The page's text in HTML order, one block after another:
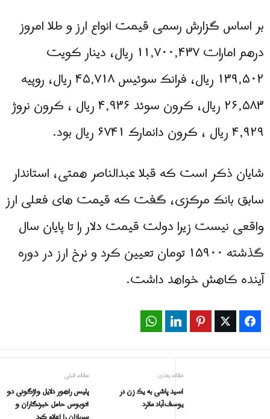
بر اساس گزارش رسمی قیمت انواع ارز و طلا امروز
درهم امارات ۱۱,۷۰۰,۴۳۷ ریال، دینار کویت
۱۳۹,۵۰۲ ریال، فرانک سوئیس ۴۵,۷۱۸ ریال، روپیه
۲۶,۵۸۳ ریال، کرون سوئد ۴,۹۳۶ ریال ، کرون نروژ
۴,۹۲۹ ریال ، کرون دانمارک ۶۷۴۱ ریال بود.
شایان ذکر است که قبلا عبدالناصر همتی، استاندار
سابق بانک مرکزی، گفت که قیمت های فعلی ارز
واقعی نیست زیرا دولت قیمت دلار را تا پایان سال
گذشته ۱۵۹۰۰ تومان تعیین كرد و نرخ ارز در دوره
آینده كاهش خواهد داشت.
Facebook
Twitter
Pinterest
LinkedIn
مقاله قبلی
پلیس راهور دلایل واژگونی دو
اتوبوس حامل خبرنگاران و
مقاله بعدی
اسید پاشی به یک زن در
یوسف‌آباد ملارد